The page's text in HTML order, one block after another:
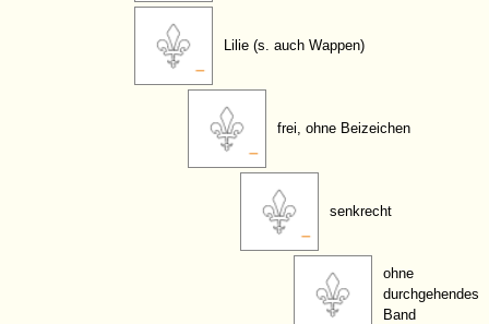
Lilie (s. auch Wappen)
frei, ohne Beizeichen
senkrecht
ohne
durchgehendes
Band